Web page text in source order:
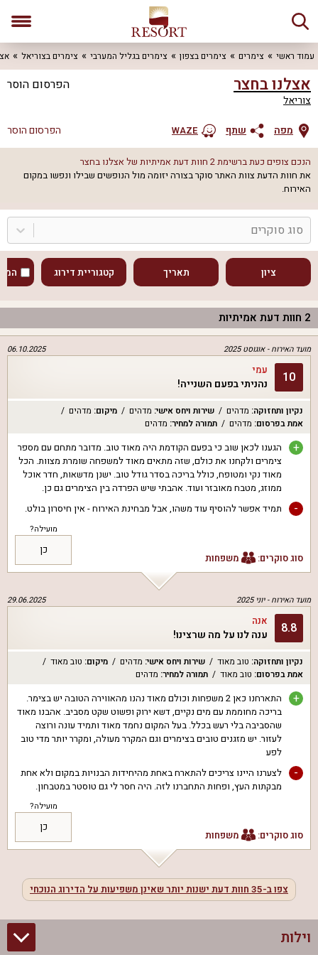
עמוד ראשי צימרים צימרים בצפון צימרים בגליל המערבי צימרים בצוריאל
אצלנו בחצר הפרסום הוסר
צוריאל
מפה
שתף WAZE הפרסום הוסר
הנכם צופים כעת ברשימת2 חוות דעת אמיתיות של אצלנו בחצר
את חוות הדעת צוות האתר סוקר בצורה יזומה מול הנופשים שבילו ונפשו במקום
האירוח.
סוג סוקרים
ציון תאריך קטגוריית דירוג
2 חוות דעת אמיתיות
מועד האירוח -אוגוסט 2025 06.10.2025
10 עמי
נהניתי בפעם השנייה!
נקיון ותחזוקה: מדהים שירות ויחס אישי: מדהים מיקום: מדהים
אמת בפרסום: מדהים תמורה למחיר: מדהים
+
הגענו לכאן שוב כי בפעם הקודמת היה מאוד טוב. מדובר מתחם עם מספר
צימרים ולקחנו את כולם, שזה מתאים מאוד למשפחה שומרת מצוות. הכל
מאוד נקי ומטופח, כולל בריכה בסדר גודל טוב. ישנן מדשאות, חדר אוכל
ממוזג, מטבח מאובזר ועוד. אהבתי שיש הפרדה בין הצימרים גם כן.
- תמיד אפשר להוסיף עוד משהו, אבל מבחינת האירוח - אין חיסרון בולט.
סוג סוקרים: משפחות
מועילה?
כן
מועד האירוח -יוני 2025 29.06.2025
8.8 אנה
ענה לנו על מה שרצינו!
נקיון ותחזוקה: טוב מאוד שירות ויחס אישי: מדהים מיקום: טוב מאוד
אמת בפרסום: טוב מאוד תמורה למחיר: מדהים
+
התארחנו כאן 2 משפחות וכולם מאוד נהנו מהאווירה הטובה יש בצימר.
בריכה מחוממת עם מים נקיים, דשא ירוק ופשוט שקט מסביב. אהבנו מאוד
שהסביבה בלי רעש בכלל. בעל המקום נחמד מאוד ותמיד עונה ורוצה
לעזור. יש מזגנים טובים בצימרים וגם המקרר מעולה, ומקרר יותר מדי טוב
לפע
-
לצערנו היינו צריכים להתארח באחת מהיחידות הבנויות במקום ולא אחת
מבקתות העץ, ופחות התחברנו לזה. היה חסר לי גם טוסטר במטבחון.
סוג סוקרים: משפחות
מועילה?
כן
צפו ב-35חוות דעת ישנות יותר שאינן משפיעות על הדירוג הנוכחי
וילות